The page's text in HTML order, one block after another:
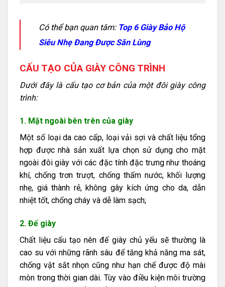
Có thể bạn quan tâm: Top 6 Giày Bảo Hộ
Siêu Nhẹ Đang Được Săn Lùng
CẤU TẠO CỦA GIÀY CÔNG TRÌNH
Dưới đây là cấu tạo cơ bản của một đôi giày công
trình:
1. Mặt ngoài bên trên của giày
Một số loại da cao cấp, loại vải sợi và chất liệu tổng
hợp được nhà sản xuất lựa chọn sử dụng cho mặt
ngoài đôi giày với các đặc tính đặc trưng như thoáng
khí, chống trơn trượt, chống thấm nước, khối lượng
nhẹ, giá thành rẻ, không gây kích ứng cho da, dẫn
nhiệt tốt, chống cháy và dễ làm sạch;
2. Đế giày
Chất liệu cấu tạo nên đế giày chủ yếu sẽ thường là
cao su với những rãnh sâu để tăng khả năng ma sát,
chống vật sắt nhọn cũng như hạn chế được độ mài
mòn trong thời gian dài. Tùy vào điều kiện môi trường